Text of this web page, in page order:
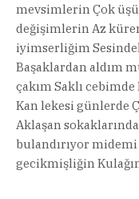
mevsimlerin Çok
değişimlerin Az
iyimserliğim
Başaklardan aldım
çakım Saklı
Kan lekesi günlerde
Aklaşan
bulandırıyor
gecikmişliğin